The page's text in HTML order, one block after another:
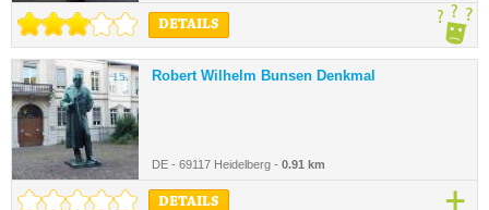
DETAILS
15. Robert Wilhelm Bunsen Denkmal
DE - 69117 Heidelberg - 0.91 km
DETAILS